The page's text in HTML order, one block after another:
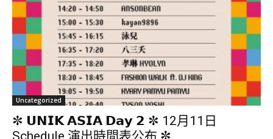
Uncategorized
✼ 𝗨𝗡𝗜𝗞 𝗔𝗦𝗜𝗔 𝗗𝗮𝘆 𝟮 ✼ 12月11日
Schedule 演出時間表公布 ✼